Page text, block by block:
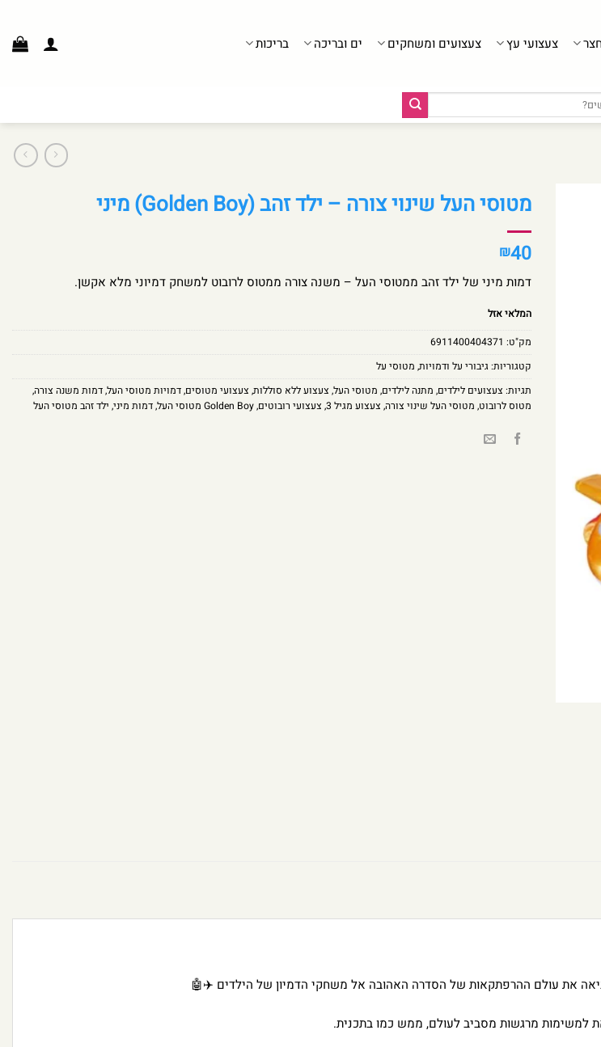
צעצועי עץ צעצועים ומשחקים ים ובריכה בריכות
מטוסי העל שינוי צורה – ילד זהב (Golden Boy) מיני
₪40
דמות מיני של ילד זהב ממטוסי העל – משנה צורה ממטוס לרובוט למשחק דמיוני מלא אקשן.
המלאי אזל
מק"ט: 6911400404371
קטגוריות:גיבורי על ודמויות, מטוסי על
תגיות: צעצועים לילדים, מתנה לילדים, מטוסי העל, צעצוע ללא סוללות, צעצועי מטוסים,דמויות מטוסי העל,דמות משנה צורה,
מטוס לרובוט, מטוסי העל שינוי צורה, צעצוע מגיל 3 , צעצועי רובוטים,Golden Boy מטוסי העל ,דמות מיני, ילד זהב מטוסי העל
את עולם ההרפתקאות של הסדרה האהובה אל משחקי הדמיון של הילדים ✈️🤖
למשימות מרגשות מסביב לעולם, ממש כמו בתכנית.